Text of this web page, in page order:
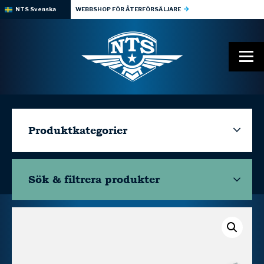
NTS Svenska WEBBSHOP FÖR ÅTERFÖRSÄLJARE
Produktkategorier
Sök & filtrera produkter